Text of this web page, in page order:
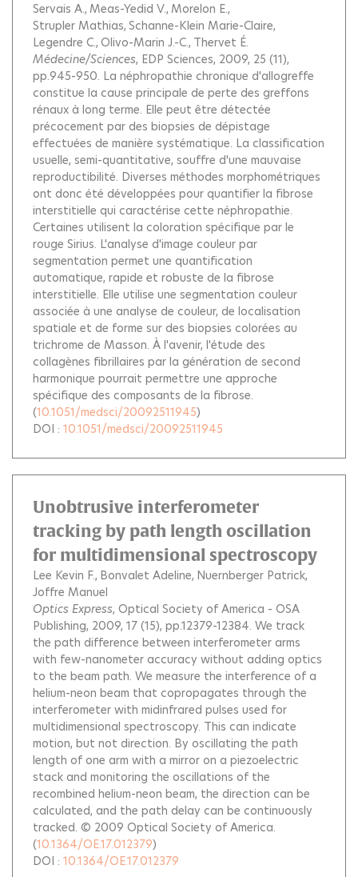
Servais A. Meas-Yedid V. Morelon E.
Strupler Mathias Schanne-Klein Marie-Claire
Legendre C. Olivo-Marin J.-C. Thervet É.
Médecine/Sciences, EDP Sciences, 2009, 25 (11),
pp.945-950. La néphropathie chronique d'allogreffe
constitue la cause principale de perte des greffons
rénaux à long terme. Elle peut être détectée
précocement par des biopsies de dépistage
effectuées de manière systématique. La classification
usuelle, semi-quantitative, souffre d'une mauvaise
reproductibilité. Diverses méthodes morphométriques
ont donc été développées pour quantifier la fibrose
interstitielle qui caractérise cette néphropathie.
Certaines utilisent la coloration spécifique par le
rouge Sirius. L'analyse d'image couleur par
segmentation permet une quantification
automatique, rapide et robuste de la fibrose
interstitielle. Elle utilise une segmentation couleur
associée à une analyse de couleur, de localisation
spatiale et de forme sur des biopsies colorées au
trichrome de Masson. À l'avenir, l'étude des
collagènes fibrillaires par la génération de second
harmonique pourrait permettre une approche
spécifique des composants de la fibrose.
(10.1051/medsci/20092511945)
DOI : 10.1051/medsci/20092511945
Unobtrusive interferometer
tracking by path length oscillation
for multidimensional spectroscopy
Lee Kevin F. Bonvalet Adeline Nuernberger Patrick
Joffre Manuel
Optics Express, Optical Society of America - OSA
Publishing, 2009, 17 (15), pp.12379-12384. We track
the path difference between interferometer arms
with few-nanometer accuracy without adding optics
to the beam path. We measure the interference of a
helium-neon beam that copropagates through the
interferometer with midinfrared pulses used for
multidimensional spectroscopy. This can indicate
motion, but not direction. By oscillating the path
length of one arm with a mirror on a piezoelectric
stack and monitoring the oscillations of the
recombined helium-neon beam, the direction can be
calculated, and the path delay can be continuously
tracked. © 2009 Optical Society of America.
(10.1364/OE.17.012379)
DOI : 10.1364/OE.17.012379